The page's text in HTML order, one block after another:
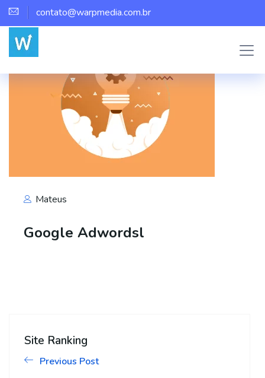
contato@warpmedia.com.br
Mateus
Google Adwordsl
Site Ranking
Previous Post